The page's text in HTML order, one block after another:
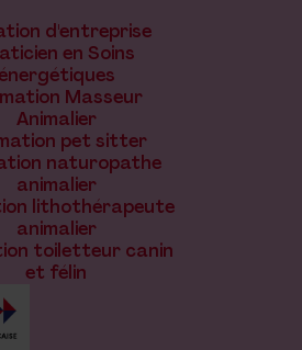
d'entreprise
en Soins
énergétiques
Masseur
Animalier
pet sitter
naturopathe
animalier
lithothérapeute
animalier
toiletteur canin
et félin